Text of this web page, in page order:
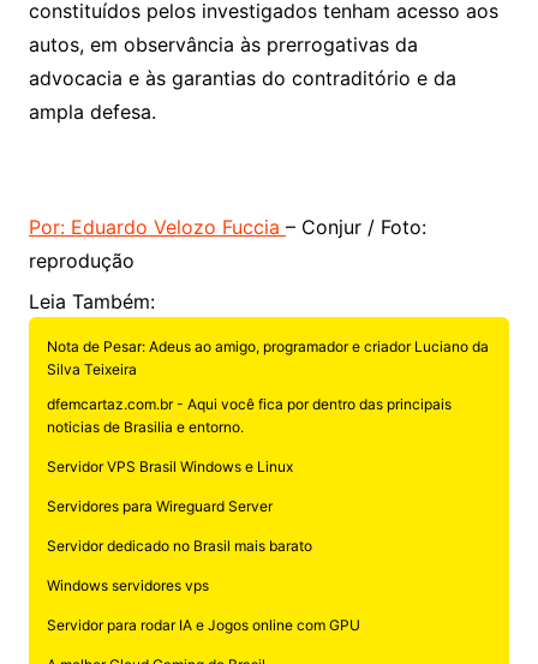
constituídos pelos investigados tenham acesso aos
autos, em observância às prerrogativas da
advocacia e às garantias do contraditório e da
ampla defesa.
Por: Eduardo Velozo Fuccia – Conjur / Foto:
reprodução
Leia Também:
Nota de Pesar: Adeus ao amigo, programador e criador Luciano da
Silva Teixeira
dfemcartaz.com.br - Aqui você fica por dentro das principais
noticias de Brasilia e entorno.
Servidor VPS Brasil Windows e Linux
Servidores para Wireguard Server
Servidor dedicado no Brasil mais barato
Windows servidores vps
Servidor para rodar IA e Jogos online com GPU